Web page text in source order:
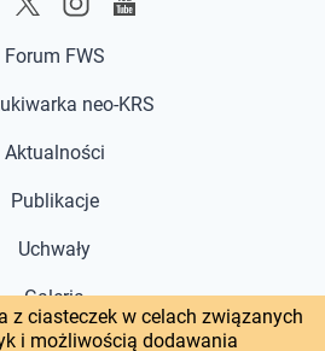
Forum FWS
neo-KRS
Aktualności
Publikacje
Uchwały
Galeria
w sprawie
z ciasteczek w celach związanych
i możliwością dodawania